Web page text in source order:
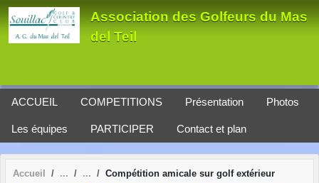
Association des Golfeurs du Mas
del Teil
ACCUEIL COMPETITIONS Présentation Photos
Les équipes PARTICIPER Contact et plan
Accueil Compétition amicale sur golf extérieur
Panneau de gestion des cookies